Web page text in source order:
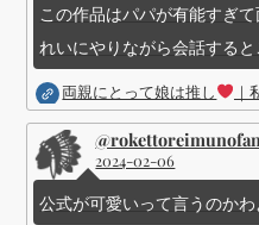
この作品はパパが有能すぎ
れいにやりながら会話すると
両親にとって娘は推し
2024-02-06
公式が可愛いって言うのか